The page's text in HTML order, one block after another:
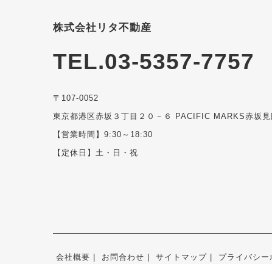
株式会社リタ不動産
TEL.03-5357-7757
〒107-0052
東京都港区赤坂３丁目２０－６ PACIFIC MARKS赤坂見
【営業時間】9:30～18:30
【定休日】土・日・祝
会社概要 お問合わせ サイトマップ プライバシー